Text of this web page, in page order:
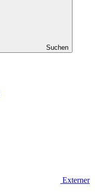
Suchen
Externer